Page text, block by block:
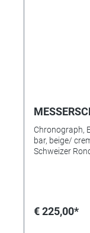
Chronograph,
bar, beige/
Schweizer
€ 225,00*